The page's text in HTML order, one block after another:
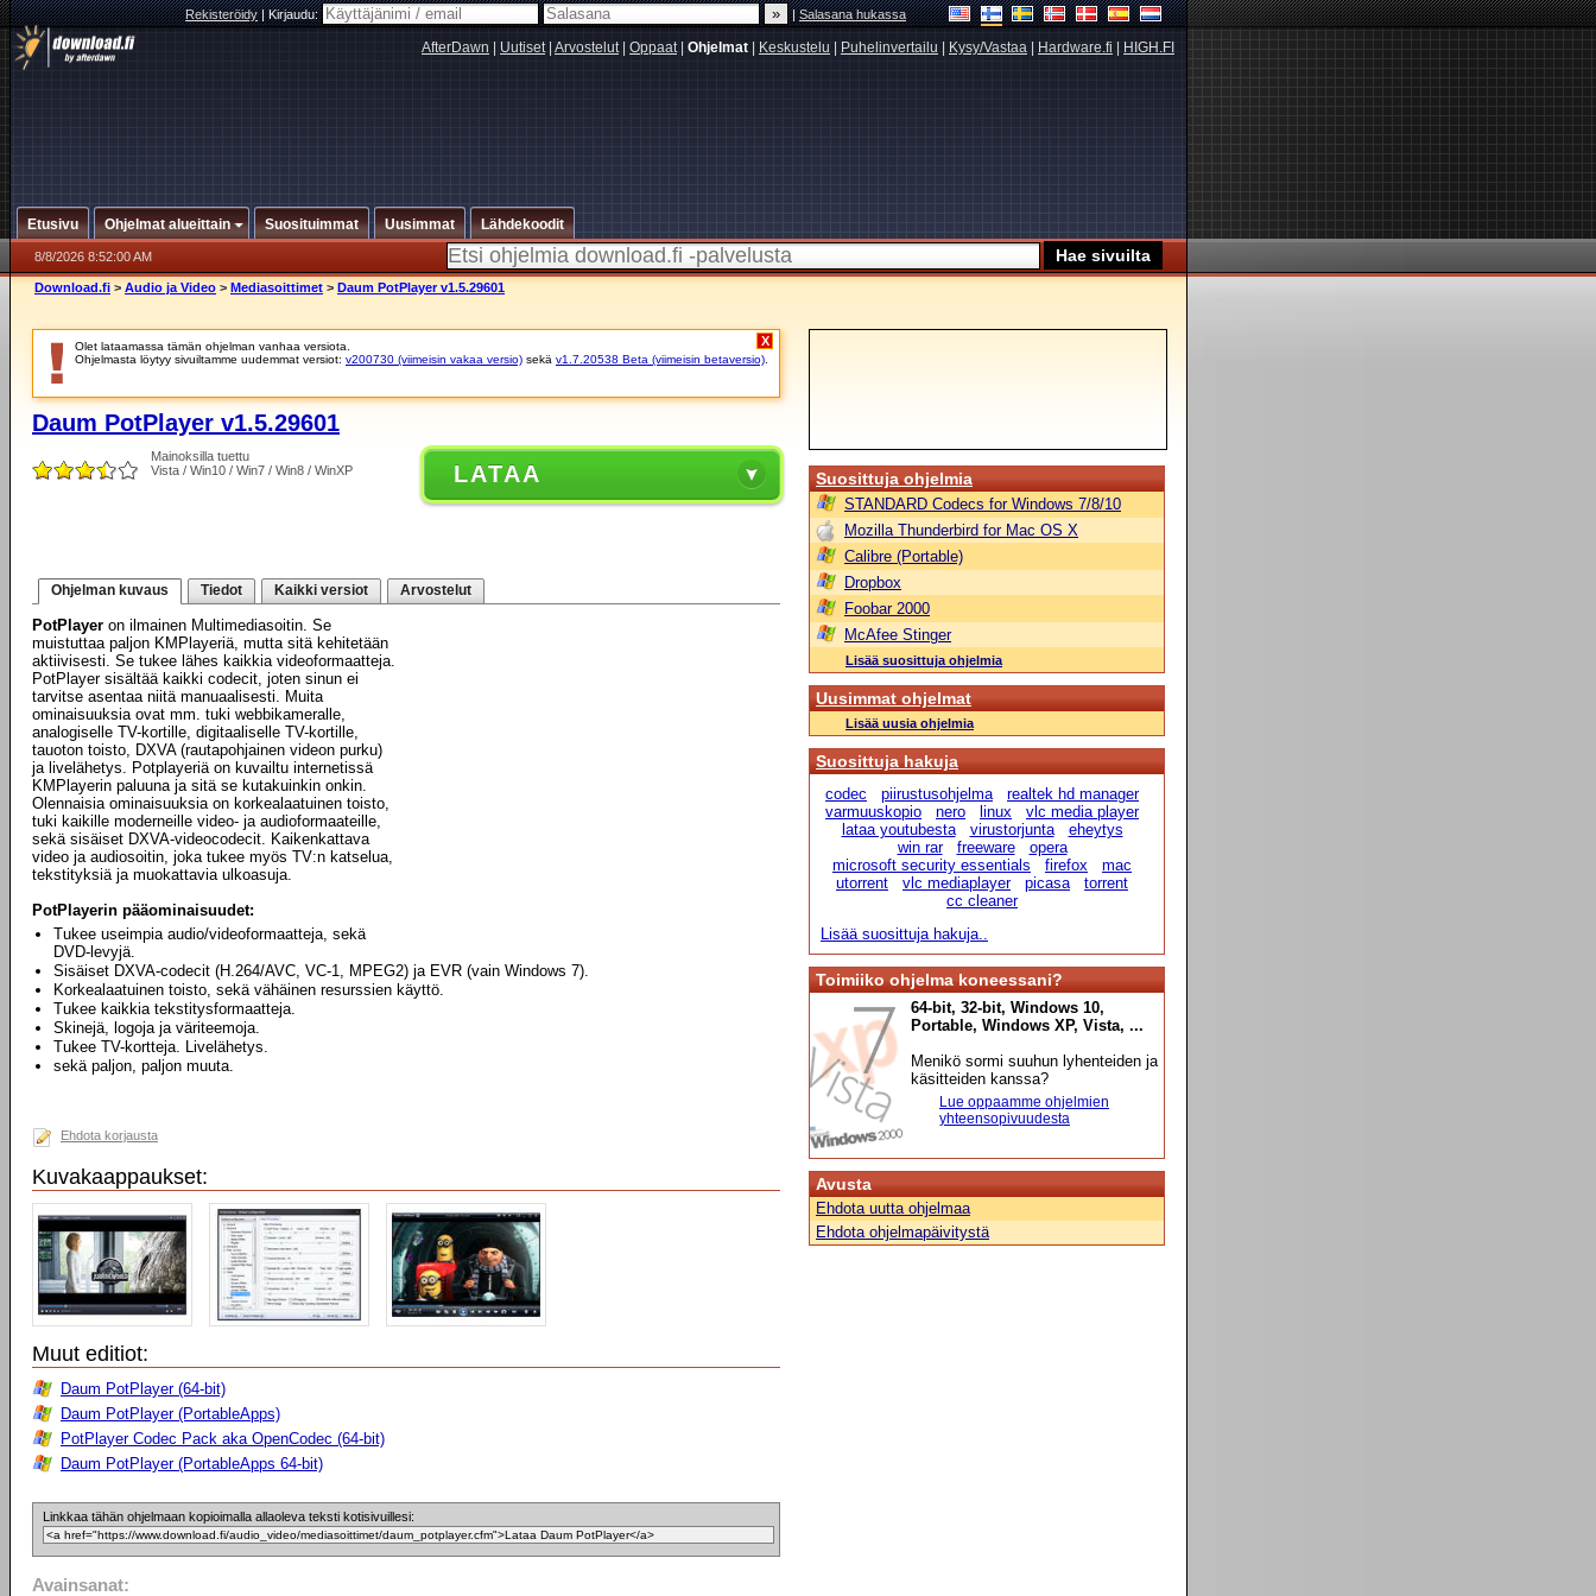
Rekisteröidy|Kirjaudu: |Salasana hukassa
AfterDawn Uutiset| Arvostelut| Oppaat| Ohjelmat Keskustelu Puhelinvertailu Kysy/Vastaa Hardware.fi HIGH.FI
Etusivu Ohjelmat alueittain Suosituimmat Uusimmat Lähdekoodit
8/8/2026 8:52:00 AM
Download.fi > Audio ja Video > Mediasoittimet > Daum PotPlayer v1.5.29601
Olet lataamassa tämän ohjelman vanhaa versiota.
Ohjelmasta löytyy sivuiltamme uudemmat versiot: v200730 (viimeisin vakaa versio) sekä v1.7.20538 Beta (viimeisin betaversio)
X
Daum PotPlayer v1.5.29601
Mainoksilla tuettu
Vista / Win10 / Win7 / Win8 / WinXP
LATAA
Ohjelman kuvaus Tiedot Kaikki versiot Arvostelut
PotPlayer on ilmainen Multimediasoitin. Se
muistuttaa paljon KMPlayeriä, mutta sitä kehitetään
aktiivisesti. Se tukee lähes kaikkia videoformaatteja.
PotPlayer sisältää kaikki codecit, joten sinun ei
tarvitse asentaa niitä manuaalisesti. Muita
ominaisuuksia ovat mm. tuki webbikameralle,
analogiselle TV-kortille, digitaaliselle TV-kortille,
tauoton toisto, DXVA (rautapohjainen videon purku)
ja livelähetys. Potplayeriä on kuvailtu internetissä
KMPlayerin paluuna ja sitä se kutakuinkin onkin.
Olennaisia ominaisuuksia on korkealaatuinen toisto,
tuki kaikille moderneille video- ja audioformaateille,
sekä sisäiset DXVA-videocodecit. Kaikenkattava
video ja audiosoitin, joka tukee myös TV:n katselua,
tekstityksiä ja muokattavia ulkoasuja.
PotPlayerin pääominaisuudet:
Tukee useimpia audio/videoformaatteja, sekä
DVD-levyjä.
Sisäiset DXVA-codecit (H.264/AVC, VC-1, MPEG2) ja EVR (vain Windows 7).
Korkealaatuinen toisto, sekä vähäinen resurssien käyttö.
Tukee kaikkia tekstitysformaatteja.
Skinejä, logoja ja väriteemoja.
Tukee TV-kortteja. Livelähetys.
sekä paljon, paljon muuta.
Ehdota korjausta
Kuvakaappaukset:
Muut editiot:
Daum PotPlayer (64-bit)
Daum PotPlayer (PortableApps)
PotPlayer Codec Pack aka OpenCodec (64-bit)
Daum PotPlayer (PortableApps 64-bit)
Linkkaa tähän ohjelmaan kopioimalla allaoleva teksti kotisivuillesi:
Avainsanat:
Suosittuja ohjelmia
STANDARD Codecs for Windows 7/8/10
Mozilla Thunderbird for Mac OS X
Calibre (Portable)
Dropbox
Foobar 2000
McAfee Stinger
Lisää suosittuja ohjelmia
Uusimmat ohjelmat
Lisää uusia ohjelmia
Suosittuja hakuja
codec piirustusohjelma
realtek hd manager
varmuuskopio
nero linux
vlc media player
lataa youtubesta
virustorjunta
eheytys
win rar
freeware
opera
microsoft security essentials
firefox
mac
utorrent
vlc mediaplayer picasa
torrent
cc cleaner
Lisää suosittuja hakuja..
Toimiiko ohjelma koneessani?
64-bit, 32-bit, Windows 10,
Portable, Windows XP, Vista, ...
Menikö sormi suuhun lyhenteiden ja
käsitteiden kanssa?
Lue oppaamme ohjelmien
yhteensopivuudesta
Avusta
Ehdota uutta ohjelmaa
Ehdota ohjelmapäivitystä